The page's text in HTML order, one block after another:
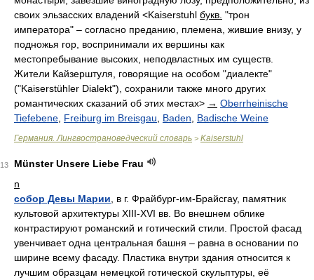
своих эльзасских владений <Kaiserstuhl букв. "трон
императора" – согласно преданию, племена, жившие внизу, у
подножья гор, воспринимали их вершины как
местопребывание высоких, неподвластных им существ.
Жители Кайзерштуля, говорящие на особом "диалекте"
("Kaiserstühler Dialekt"), сохранили также много других
романтических сказаний об этих местах> → Oberrheinische
Tiefebene Freiburg im Breisgau Baden Badische Weine
Германия. Лингвострановедческий словарь > Kaiserstuhl
13
Münster Unsere Liebe Frau
n
собор Девы Марии , в г. Фрайбург-им-Брайсгау, памятник
культовой архитектуры XIII-XVI вв. Во внешнем облике
контрастируют романский и готический стили. Простой фасад
увенчивает одна центральная башня – равна в основании по
ширине всему фасаду. Пластика внутри здания относится к
лучшим образцам немецкой готической скульптуры, её